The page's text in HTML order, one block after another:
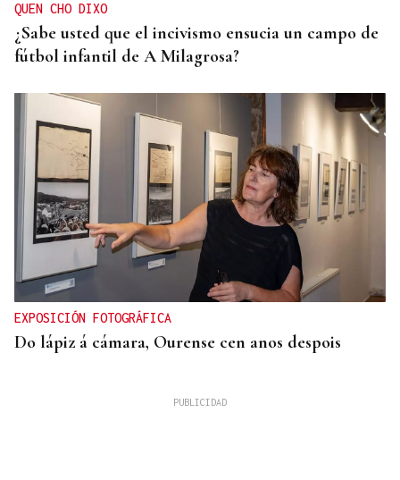
QUEN CHO DIXO
¿Sabe usted que el incivismo ensucia un campo de
fútbol infantil de A Milagrosa?
EXPOSICIÓN FOTOGRÁFICA
Do lápiz á cámara, Ourense cen anos despois